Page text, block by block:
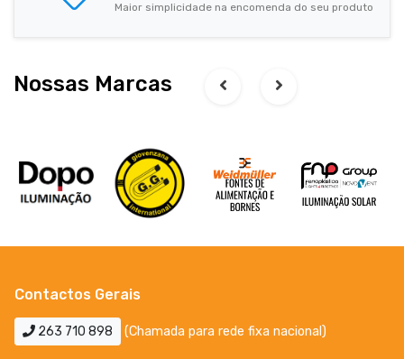
Maior simplicidade na encomenda do seu produto
Nossas Marcas
Contactos Gerais
263 710 898 (Chamada para rede fixa nacional)